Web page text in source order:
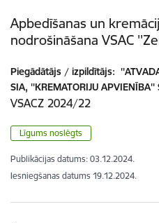
Apbedīšanas un
nodrošināšana VSAC
Piegādātājs / izpildītājs:
SIA, ''KREMATORIJU APVIENĪBA''
VSACZ 2024/22
Līgums noslēgts
Publikācijas datums: 03.12.2024.
Iesniegšanas datums 19.12.2024.